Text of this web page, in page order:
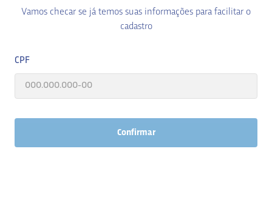
Vamos checar se já temos suas informações para facilitar o
cadastro
CPF
Confirmar